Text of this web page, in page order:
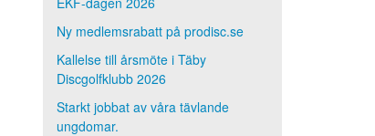
Ny medlemsrabatt på prodisc.se
Kallelse till årsmöte i Täby
Discgolfklubb 2026
Starkt jobbat av våra tävlande
ungdomar.